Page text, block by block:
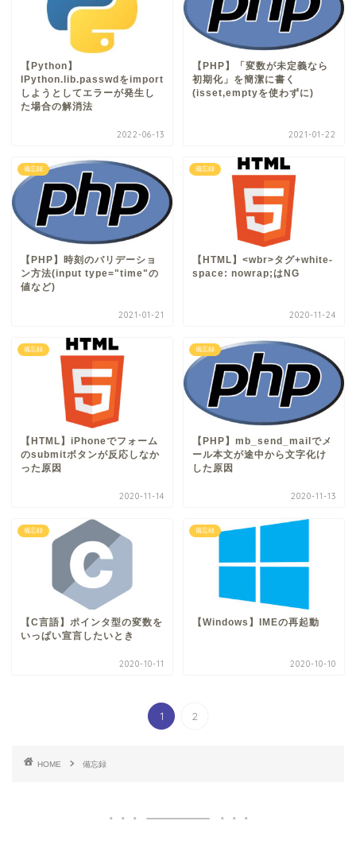
【Python】
IPython.lib.passwdをimport
しようとしてエラーが発生し
た場合の解消法
2022-06-13
【PHP】「変数が未定義なら
初期化」を簡潔に書く
(isset,emptyを使わずに)
2021-01-22
備忘録
【PHP】時刻のバリデーショ
ン方法(input type="time"の
値など)
2021-01-21
備忘録
【HTML】<wbr>タグ+white-
space: nowrap;はNG
2020-11-24
備忘録
【HTML】iPhoneでフォーム
のsubmitボタンが反応しなか
った原因
2020-11-14
備忘録
【PHP】mb_send_mailでメ
ール本文が途中から文字化け
した原因
2020-11-13
備忘録
【C言語】ポインタ型の変数を
いっぱい宣言したいとき
2020-10-11
備忘録
【Windows】IMEの再起動
2020-10-10
1 2
HOME 備忘録